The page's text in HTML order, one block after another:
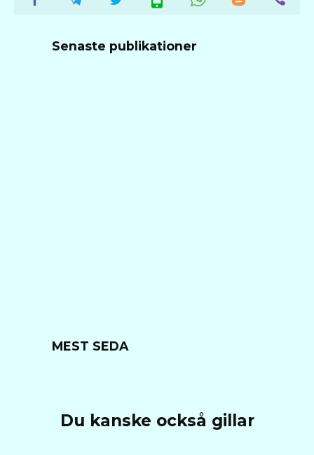
Senaste publikationer
MEST SEDA
Du kanske också gillar